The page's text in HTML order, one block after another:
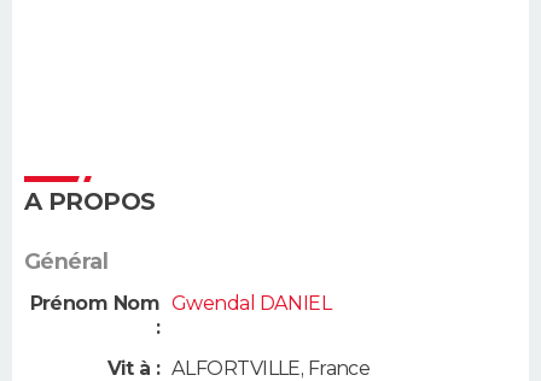
A PROPOS
Général
Prénom Nom
:
Gwendal DANIEL
Vit à : ALFORTVILLE, France